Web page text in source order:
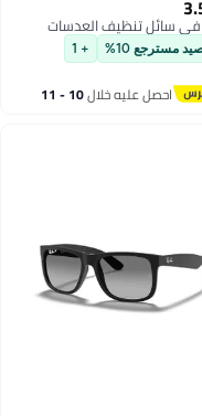
مسترجع 10% + 1
احصل عليه خلال 10 - 11